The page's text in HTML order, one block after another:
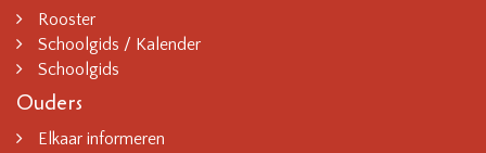
Rooster
Schoolgids / Kalender
Schoolgids
Ouders
Elkaar informeren